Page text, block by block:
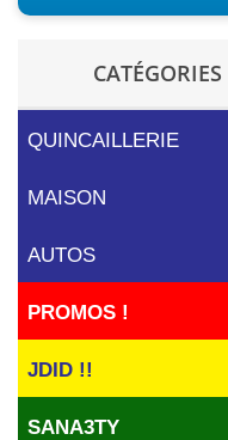
CATÉGORIES
QUINCAILLERIE
MAISON
AUTOS
PROMOS !
JDID !!
SANA3TY